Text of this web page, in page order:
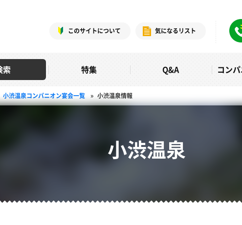
このサイトについて 気になるリスト
索 特集 Q&A コン
小渋温泉コンパニオン宴会一覧 » 小渋温泉情報
小渋温泉